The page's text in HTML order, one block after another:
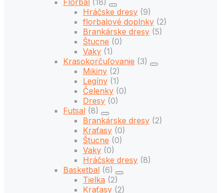
Hráčske dresy (9)
florbalové doplnky (2)
Brankárske dresy (5)
Štucne (0)
Vaky (1)
Krasokorčuľovanie (3)
Mikiny (2)
Legíny (1)
Čelenky (0)
Dresy (0)
Futsal (8)
Brankárske dresy (2)
Kraťasy (0)
Štucne (0)
Vaky (0)
Hráčske dresy (8)
Basketbal (6)
Tielka (2)
Kraťasy (2)